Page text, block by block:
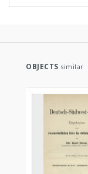
OBJECTS similar